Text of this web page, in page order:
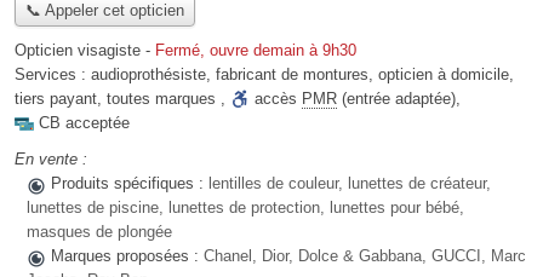
📞 Appeler cet opticien
Opticien visagiste - Fermé, ouvre demain à 9h30
Services : audioprothésiste, fabricant de montures, opticien à domicile,
tiers payant, toutes marques , accès PMR (entrée adaptée),
CB acceptée
En vente :
Produits spécifiques : lentilles de couleur, lunettes de créateur,
lunettes de piscine, lunettes de protection, lunettes pour bébé,
masques de plongée
Marques proposées : Chanel, Dior, Dolce & Gabbana, GUCCI, Marc